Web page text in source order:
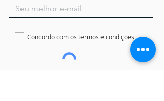
Concordo com os termos e condições